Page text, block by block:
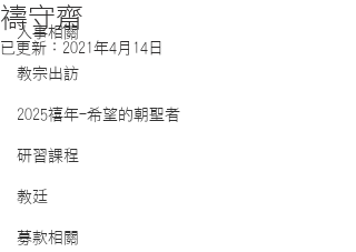
人事相關
教宗出訪
2025禧年-希望的朝聖者
研習課程
教廷
募款相關
禱守齋
已更新： 2021年4月14日